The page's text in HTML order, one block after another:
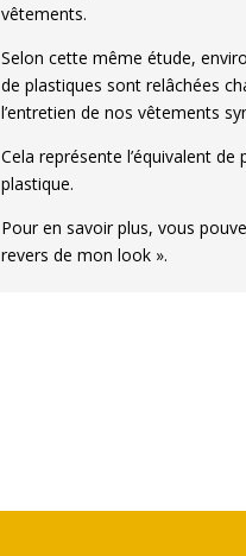
vêtements.
Selon cette même étude,
de plastiques sont relâchées
l’entretien de nos vêtements
Cela représente l’équivalent
plastique.
Pour en savoir plus, vous
revers de mon look ».